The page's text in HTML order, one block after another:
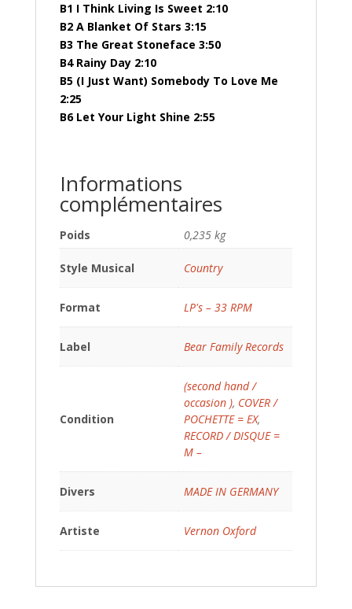
B1 I Think Living Is Sweet 2:10
B2 A Blanket Of Stars 3:15
B3 The Great Stoneface 3:50
B4 Rainy Day 2:10
B5 (I Just Want) Somebody To Love Me
2:25
B6 Let Your Light Shine 2:55
Informations
complémentaires
Poids 0,235 kg
Style Musical Country
Format LP's – 33 RPM
Label Bear Family Records
Condition
(second hand /
occasion ), COVER /
POCHETTE = EX,
RECORD / DISQUE =
M –
Divers MADE IN GERMANY
Artiste Vernon Oxford